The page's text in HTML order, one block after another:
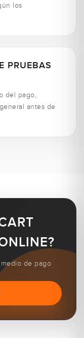
los
PRUEBAS
del pago,
antes de
de pago